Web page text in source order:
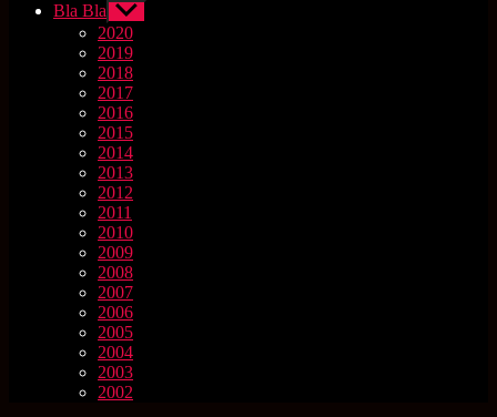
Bla Bla Untermenü
anzeigen
2020
2019
2018
2017
2016
2015
2014
2013
2012
2011
2010
2009
2008
2007
2006
2005
2004
2003
2002